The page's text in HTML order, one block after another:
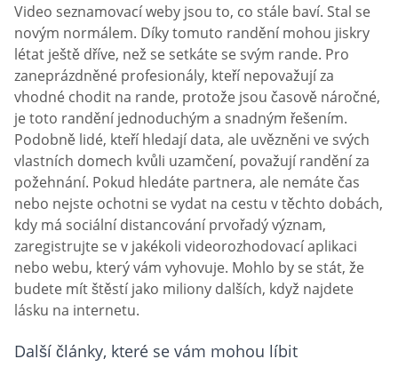
Video seznamovací weby jsou to, co stále baví. Stal se
novým normálem. Díky tomuto randění mohou jiskry
létat ještě dříve, než se setkáte se svým rande. Pro
zaneprázdněné profesionály, kteří nepovažují za
vhodné chodit na rande, protože jsou časově náročné,
je toto randění jednoduchým a snadným řešením.
Podobně lidé, kteří hledají data, ale uvězněni ve svých
vlastních domech kvůli uzamčení, považují randění za
požehnání. Pokud hledáte partnera, ale nemáte čas
nebo nejste ochotni se vydat na cestu v těchto dobách,
kdy má sociální distancování prvořadý význam,
zaregistrujte se v jakékoli videorozhodovací aplikaci
nebo webu, který vám vyhovuje. Mohlo by se stát, že
budete mít štěstí jako miliony dalších, když najdete
lásku na internetu.
Další články, které se vám mohou líbit